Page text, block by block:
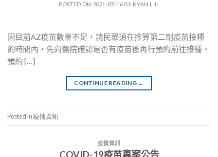
POSTED ON 2021-07-16 BY KYAN.LIU
因目前AZ疫苗數量不足，請民眾須在推算第二劑疫苗接種
的時間內，先向醫院確認是否有疫苗後再行預約前往接種。
預約 […]
CONTINUE READING →
Posted in疫情資訊
疫情資訊
COVID-19疫苗專案公告